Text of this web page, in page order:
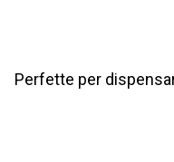
Perfette per